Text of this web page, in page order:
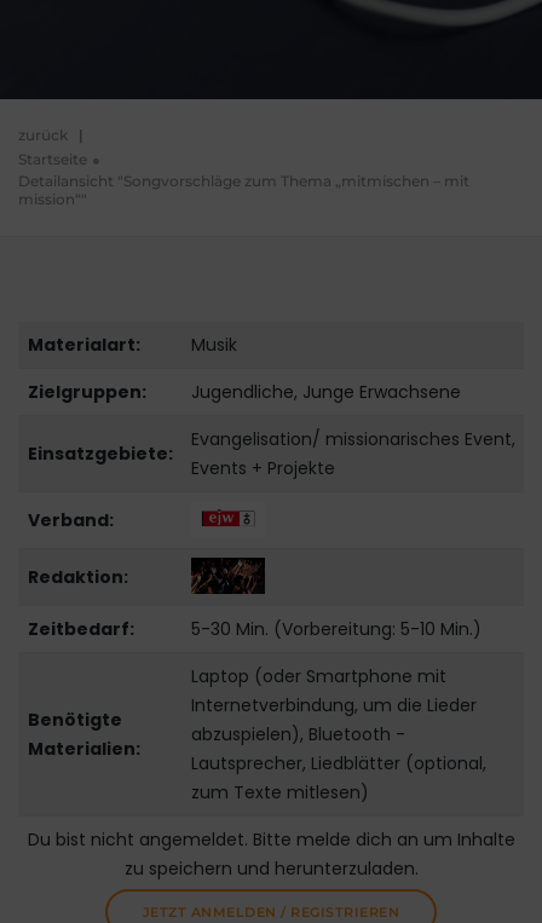
zurück |
Startseite
Detailansicht "Songvorschläge zum Thema „mitmischen – mit
mission“"
Materialart:
Musik
Zielgruppen:
Jugendliche, Junge Erwachsene
Einsatzgebiete:
Evangelisation/ missionarisches Event,
Events + Projekte
Verband:
Redaktion:
Zeitbedarf: 5-30 Min. (Vorbereitung: 5-10 Min.)
Benötigte
Materialien:
Laptop (oder Smartphone mit
Internetverbindung, um die Lieder
abzuspielen), Bluetooth -
Lautsprecher, Liedblätter (optional,
zum Texte mitlesen)
Du bist nicht angemeldet. Bitte melde dich an um Inhalte
zu speichern und herunterzuladen.
JETZT ANMELDEN / REGISTRIEREN